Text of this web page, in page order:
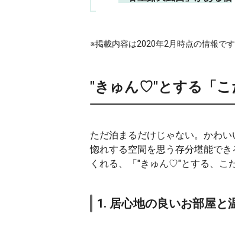
※掲載内容は2020年2月時点の情報で
"きゅん♡"とする「こ
ただ泊まるだけじゃない。かわ
惚れする空間を思う存分堪能で
くれる、「"きゅん♡"とする、こ
1. 居心地の良いお部屋と